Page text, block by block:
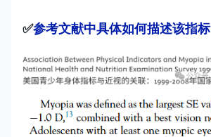
✅参考文献中具体如何描述该指标